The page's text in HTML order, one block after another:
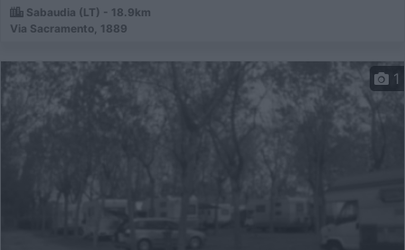
Sabaudia (LT) - 18.9km
Via Sacramento, 1889
1